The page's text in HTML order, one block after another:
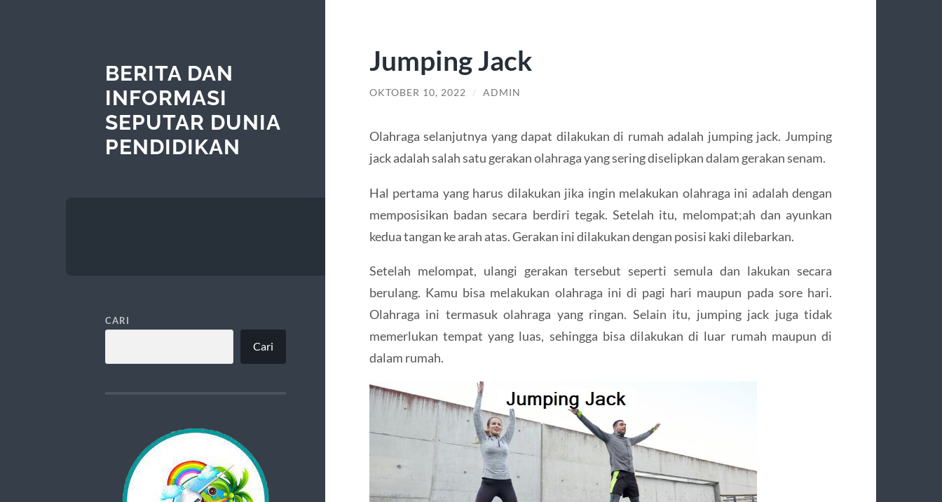
BERITA DAN
INFORMASI
SEPUTAR DUNIA
PENDIDIKAN
CARI
Cari
Jumping Jack
OKTOBER 10, 2022 / ADMIN
Olahraga selanjutnya yang dapat dilakukan di rumah adalah jumping jack. Jumping
jack adalah salah satu gerakan olahraga yang sering diselipkan dalam gerakan senam.
Hal pertama yang harus dilakukan jika ingin melakukan olahraga ini adalah dengan
memposisikan badan secara berdiri tegak. Setelah itu, melompat;ah dan ayunkan
kedua tangan ke arah atas. Gerakan ini dilakukan dengan posisi kaki dilebarkan.
Setelah melompat, ulangi gerakan tersebut seperti semula dan lakukan secara
berulang. Kamu bisa melakukan olahraga ini di pagi hari maupun pada sore hari.
Olahraga ini termasuk olahraga yang ringan. Selain itu, jumping jack juga tidak
memerlukan tempat yang luas, sehingga bisa dilakukan di luar rumah maupun di
dalam rumah.